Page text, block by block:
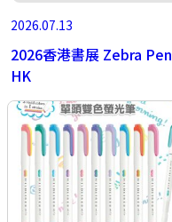
2026.07.13
2026香港書展 Zebra Pen
HK